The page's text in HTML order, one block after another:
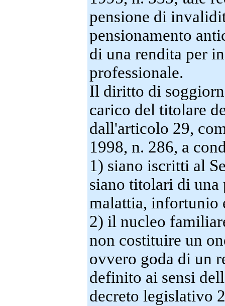
pensione di
pensionamento
di una rendita per
professionale.
Il diritto di
carico del titolare
dall'articolo 29,
1998, n. 286, a
1) siano iscritti al
siano titolari di una
malattia, infortunio
2) il nucleo
non costituire un
ovvero goda di un
definito ai sensi
decreto legislativo